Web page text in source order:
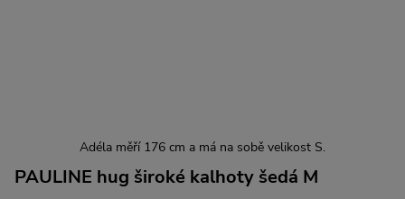
Adéla měří 176 cm a má na sobě velikost S.
PAULINE hug široké kalhoty šedá M